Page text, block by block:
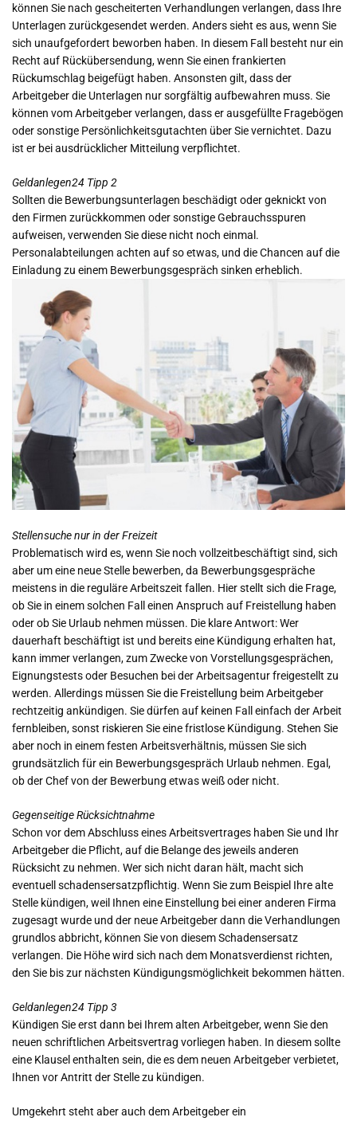
können Sie nach gescheiterten Verhandlungen verlangen, dass Ihre
Unterlagen zurückgesendet werden. Anders sieht es aus, wenn Sie
sich unaufgefordert beworben haben. In diesem Fall besteht nur ein
Recht auf Rückübersendung, wenn Sie einen frankierten
Rückumschlag beigefügt haben. Ansonsten gilt, dass der
Arbeitgeber die Unterlagen nur sorgfältig aufbewahren muss. Sie
können vom Arbeitgeber verlangen, dass er ausgefüllte Fragebögen
oder sonstige Persönlichkeitsgutachten über Sie vernichtet. Dazu
ist er bei ausdrücklicher Mitteilung verpflichtet.
Geldanlegen24 Tipp 2
Sollten die Bewerbungsunterlagen beschädigt oder geknickt von
den Firmen zurückkommen oder sonstige Gebrauchsspuren
aufweisen, verwenden Sie diese nicht noch einmal.
Personalabteilungen achten auf so etwas, und die Chancen auf die
Einladung zu einem Bewerbungsgespräch sinken erheblich.
Stellensuche nur in der Freizeit
Problematisch wird es, wenn Sie noch vollzeitbeschäftigt sind, sich
aber um eine neue Stelle bewerben, da Bewerbungsgespräche
meistens in die reguläre Arbeitszeit fallen. Hier stellt sich die Frage,
ob Sie in einem solchen Fall einen Anspruch auf Freistellung haben
oder ob Sie Urlaub nehmen müssen. Die klare Antwort: Wer
dauerhaft beschäftigt ist und bereits eine Kündigung erhalten hat,
kann immer verlangen, zum Zwecke von Vorstellungsgesprächen,
Eignungstests oder Besuchen bei der Arbeitsagentur freigestellt zu
werden. Allerdings müssen Sie die Freistellung beim Arbeitgeber
rechtzeitig ankündigen. Sie dürfen auf keinen Fall einfach der Arbeit
fernbleiben, sonst riskieren Sie eine fristlose Kündigung. Stehen Sie
aber noch in einem festen Arbeitsverhältnis, müssen Sie sich
grundsätzlich für ein Bewerbungsgespräch Urlaub nehmen. Egal,
ob der Chef von der Bewerbung etwas weiß oder nicht.
Gegenseitige Rücksichtnahme
Schon vor dem Abschluss eines Arbeitsvertrages haben Sie und Ihr
Arbeitgeber die Pflicht, auf die Belange des jeweils anderen
Rücksicht zu nehmen. Wer sich nicht daran hält, macht sich
eventuell schadensersatzpflichtig. Wenn Sie zum Beispiel Ihre alte
Stelle kündigen, weil Ihnen eine Einstellung bei einer anderen Firma
zugesagt wurde und der neue Arbeitgeber dann die Verhandlungen
grundlos abbricht, können Sie von diesem Schadensersatz
verlangen. Die Höhe wird sich nach dem Monatsverdienst richten,
den Sie bis zur nächsten Kündigungsmöglichkeit bekommen hätten.
Geldanlegen24 Tipp 3
Kündigen Sie erst dann bei Ihrem alten Arbeitgeber, wenn Sie den
neuen schriftlichen Arbeitsvertrag vorliegen haben. In diesem sollte
eine Klausel enthalten sein, die es dem neuen Arbeitgeber verbietet,
Ihnen vor Antritt der Stelle zu kündigen.
Umgekehrt steht aber auch dem Arbeitgeber ein